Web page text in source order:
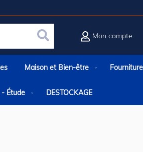
Rechercher
Mon compte
Maison et Bien-être
- Étude DESTOCKAGE